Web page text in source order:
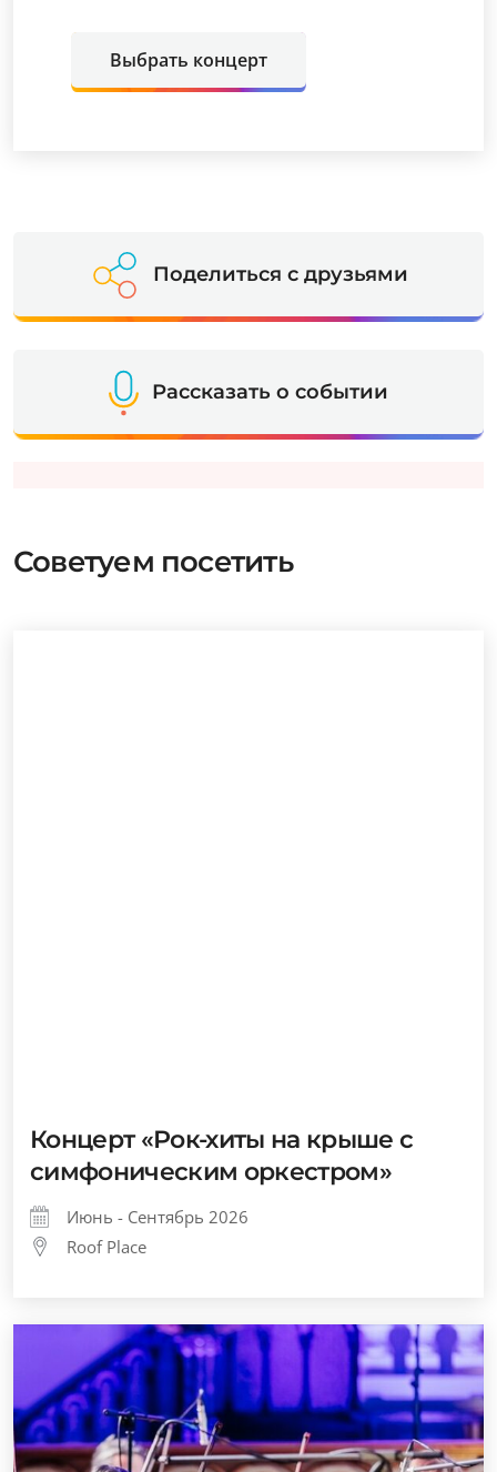
Выбрать концерт
Поделиться с друзьями
Рассказать о событии
Советуем посетить
Концерт «Рок-хиты на крыше с
симфоническим оркестром»
Июнь - Сентябрь 2026
Roof Place